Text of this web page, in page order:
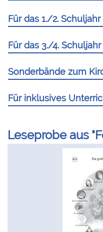
Für das 1./2. Schuljahr
Für das 3./4. Schuljahr
Sonderbände zum
Für inklusives
Leseprobe aus